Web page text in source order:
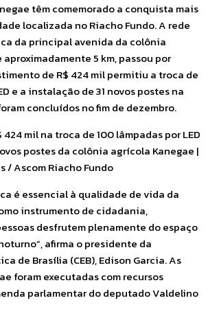
têm comemorado a conquista mais
localizada no Riacho Fundo. A rede
da principal avenida da colônia
5 km, passou por
de R$ 424 mil permitiu a troca de
e a instalação de 31 novos postes na
concluídos no fim de dezembro.
mil na troca de 100 lâmpadas por LED
postes da colônia agrícola Kanegae |
/ Ascom Riacho Fundo
é essencial à qualidade de vida da
instrumento de cidadania,
desfrutem plenamente do espaço
afirma o presidente da
de Brasília (CEB), Edison Garcia. As
foram executadas com recursos
parlamentar do deputado Valdelino